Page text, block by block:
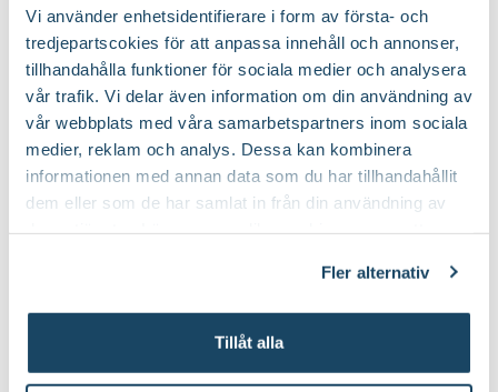
Vi använder enhetsidentifierare i form av första- och
tredjepartscokies för att anpassa innehåll och annonser,
tillhandahålla funktioner för sociala medier och analysera
vår trafik. Vi delar även information om din användning av
vår webbplats med våra samarbetspartners inom sociala
medier, reklam och analys. Dessa kan kombinera
informationen med annan data som du har tillhandahållit
dem eller som de har samlat in från din användning av
Fler alternativ
Tillåt alla
Fruktförvaring: Ingen förvaring/äts direkt
Köp till för ett lyckat resultat